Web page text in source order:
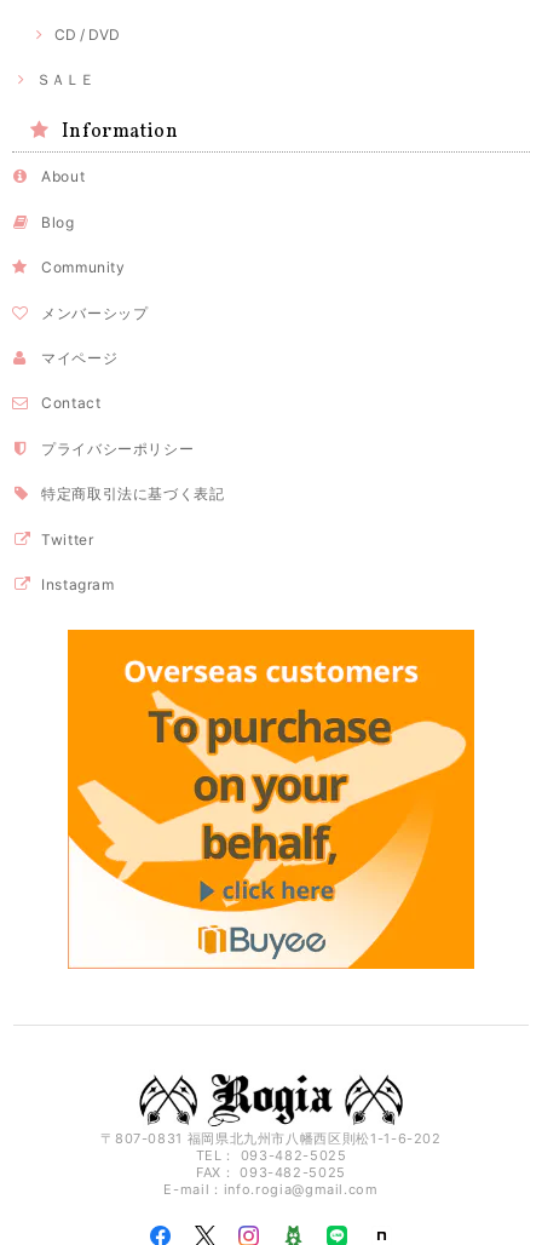
CD / DVD
ＳＡＬＥ
Information
About
Blog
Community
メンバーシップ
マイページ
Contact
プライバシーポリシー
特定商取引法に基づく表記
Twitter
Instagram
〒807-0831 福岡県北九州市八幡西区則松1-1-6-202
TEL： 093-482-5025
FAX： 093-482-5025
E-mail： info.rogia@gmail.com